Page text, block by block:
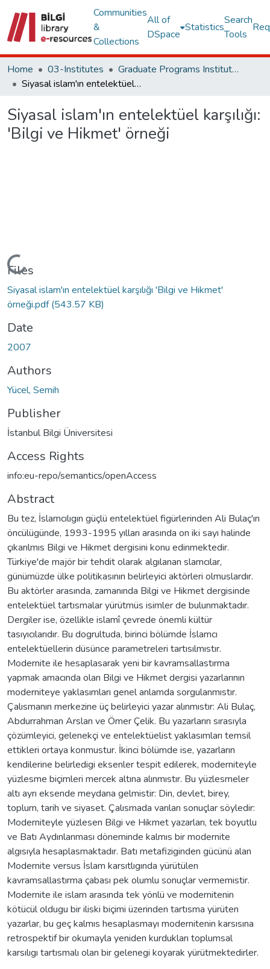
Communities
&
Collections
All of
DSpace
Statistics
Search
Tools
Home 03-Institutes
Graduate Programs Institute Thesis Collection
Siyasal islam'ın entelektüel karşılığı: 'Bilgi ve Hikmet' örneği
Siyasal islam'ın entelektüel karşılığı:
'Bilgi ve Hikmet' örneği
Loading...
Files
Siyasal islam'ın entelektüel karşılığı 'Bilgi ve Hikmet'
örneği.pdf(543.57 KB)
Date
2007
Authors
Yücel, Semih
Publisher
İstanbul Bilgi Üniversitesi
Access Rights
info:eu-repo/semantics/openAccess
Abstract
Bu tez, İslamcılıgın güçlü entelektüel figürlerinden Ali Bulaç'ın
öncülügünde, 1993-1995 yılları arasında on iki sayı halinde
çıkarılmıs Bilgi ve Hikmet dergisini konu edinmektedir.
Türkiye'de majör bir tehdit olarak algılanan slamcılar,
günümüzde ülke politikasının belirleyici aktörleri olmuslardır.
Bu aktörler arasında, zamanında Bilgi ve Hikmet dergisinde
entelektüel tartısmalar yürütmüs isimler de bulunmaktadır.
Dergiler ise, özellikle islamî çevrede önemli kültür
tasıyıcılarıdır. Bu dogrultuda, birinci bölümde İslamcı
entelektüellerin düsünce parametreleri tartısılmıstır.
Modernite ile hesaplasarak yeni bir kavramsallastırma
yapmak amacında olan Bilgi ve Hikmet dergisi yazarlarının
moderniteye yaklasımları genel anlamda sorgulanmıstır.
Çalısmanın merkezine üç belirleyici yazar alınmıstır: Ali Bulaç,
Abdurrahman Arslan ve Ömer Çelik. Bu yazarların sırasıyla
çözümleyici, gelenekçi ve entelektüelist yaklasımları temsil
ettikleri ortaya konmustur. İkinci bölümde ise, yazarların
kendilerine belirledigi eksenler tespit edilerek, moderniteyle
yüzlesme biçimleri mercek altına alınmıstır. Bu yüzlesmeler
altı ayrı eksende meydana gelmistir: Din, devlet, birey,
toplum, tarih ve siyaset. Çalısmada varılan sonuçlar söyledir:
Moderniteyle yüzlesen Bilgi ve Hikmet yazarları, tek boyutlu
ve Batı Aydınlanması döneminde kalmıs bir modernite
algısıyla hesaplasmaktadır. Batı metafiziginden gücünü alan
Modernite versus İslam karsıtlıgında yürütülen
kavramsallastırma çabası pek olumlu sonuçlar vermemistir.
Modernite ile islam arasında tek yönlü ve modernitenin
kötücül oldugu bir iliski biçimi üzerinden tartısma yürüten
yazarlar, bu geç kalmıs hesaplasmayı modernitenin karsısına
retrospektif bir okumayla yeniden kurdukları toplumsal
karsılıgı tartısmalı olan bir gelenegi koyarak yürütmektedirler.